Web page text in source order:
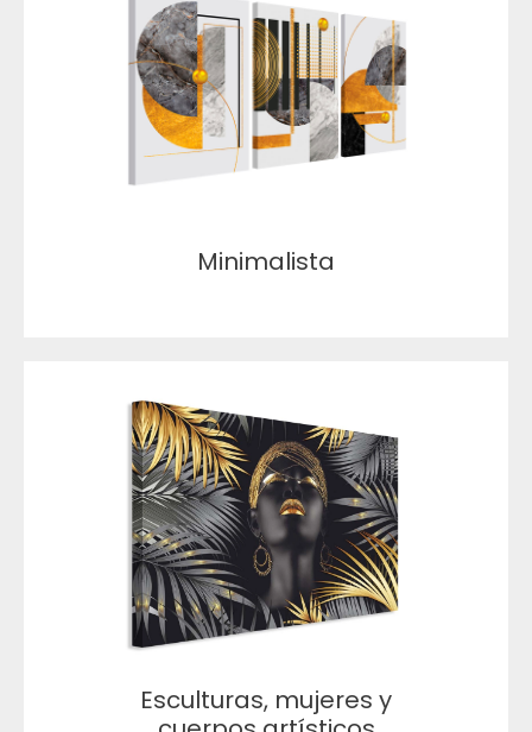
Minimalista
Esculturas, mujeres y